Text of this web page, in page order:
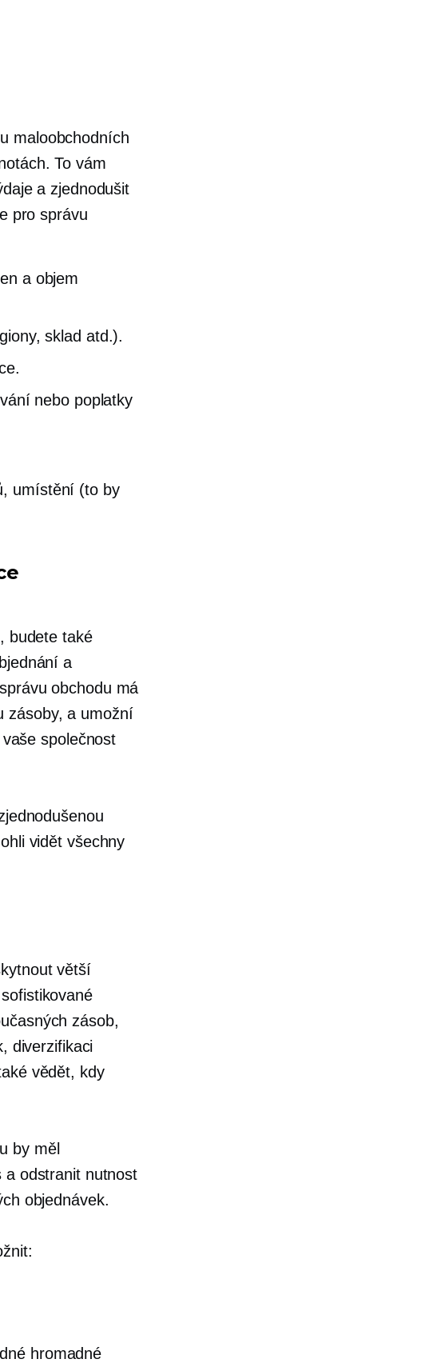
maloobchodních
To vám
a zjednodušit
pro správu
a objem
sklad atd.).
nebo poplatky
umístění (to by
budete také
a
obchodu má
zásoby, a umožní
společnost
vidět všechny
větší
zásob,
diverzifikaci
vědět, kdy
by měl
a odstranit nutnost
objednávek.
hromadné